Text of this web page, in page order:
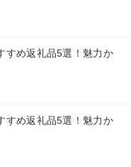
すめ返礼品5選！魅力か
すめ返礼品5選！魅力か